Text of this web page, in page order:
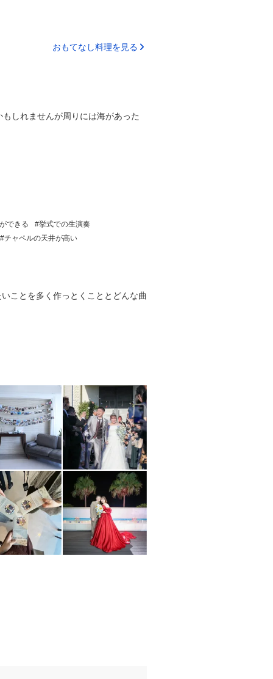
おもてなし料理を見る
しれませんが周りには海があった
できる
挙式での生演奏
チャペルの天井が高い
ことを多く作っとくこととどんな曲